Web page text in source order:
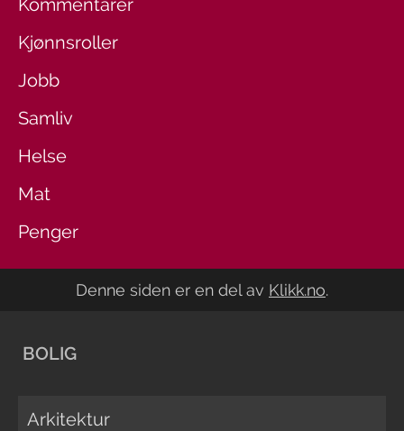
Kommentarer
Kjønnsroller
Jobb
Samliv
Helse
Mat
Penger
Denne siden er en del av Klikk.no.
BOLIG
Arkitektur